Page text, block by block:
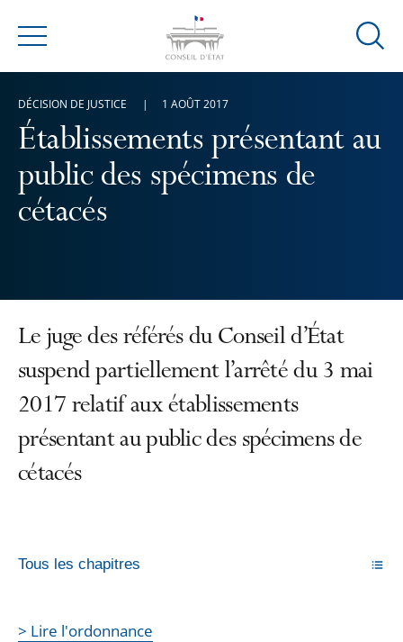
Menu
Ouvrir
Établissements présentant au
public des spécimens de
cétacés
DÉCISION DE JUSTICE 1 AOÛT 2017
Le juge des référés du Conseil d’État
suspend partiellement l’arrêté du 3 mai
2017 relatif aux établissements
présentant au public des spécimens de
cétacés
Tous les chapitres
> Lire l'ordonnance